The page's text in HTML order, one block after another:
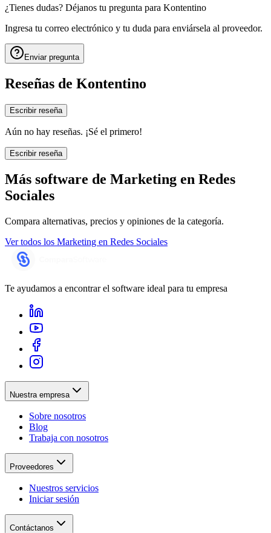
¿Tienes dudas? Déjanos tu pregunta para Kontentino
Ingresa tu correo electrónico y tu duda para enviársela al proveedor.
Enviar pregunta
Reseñas de Kontentino
Escribir reseña
Aún no hay reseñas. ¡Sé el primero!
Escribir reseña
Más software de Marketing en Redes
Sociales
Compara alternativas, precios y opiniones de la categoría.
Ver todos los Marketing en Redes Sociales
Te ayudamos a encontrar el software ideal para tu empresa
Nuestra empresa
Sobre nosotros
Blog
Trabaja con nosotros
Proveedores
Nuestros servicios
Iniciar sesión
Contáctanos